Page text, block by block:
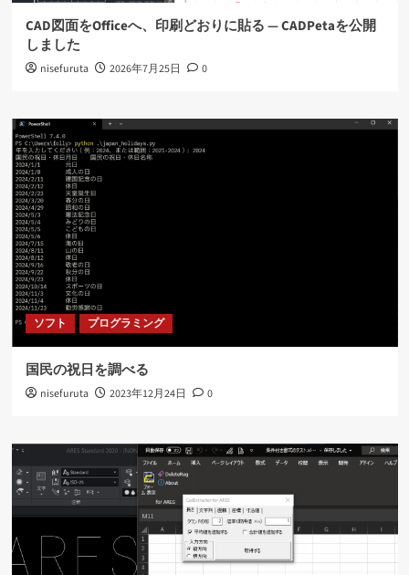
CAD図面をOfficeへ、印刷どおりに貼る ― CADPetaを公開
しました
nisefuruta 2026年7月25日 0
ソフト プログラミング
国民の祝日を調べる
nisefuruta 2023年12月24日 0